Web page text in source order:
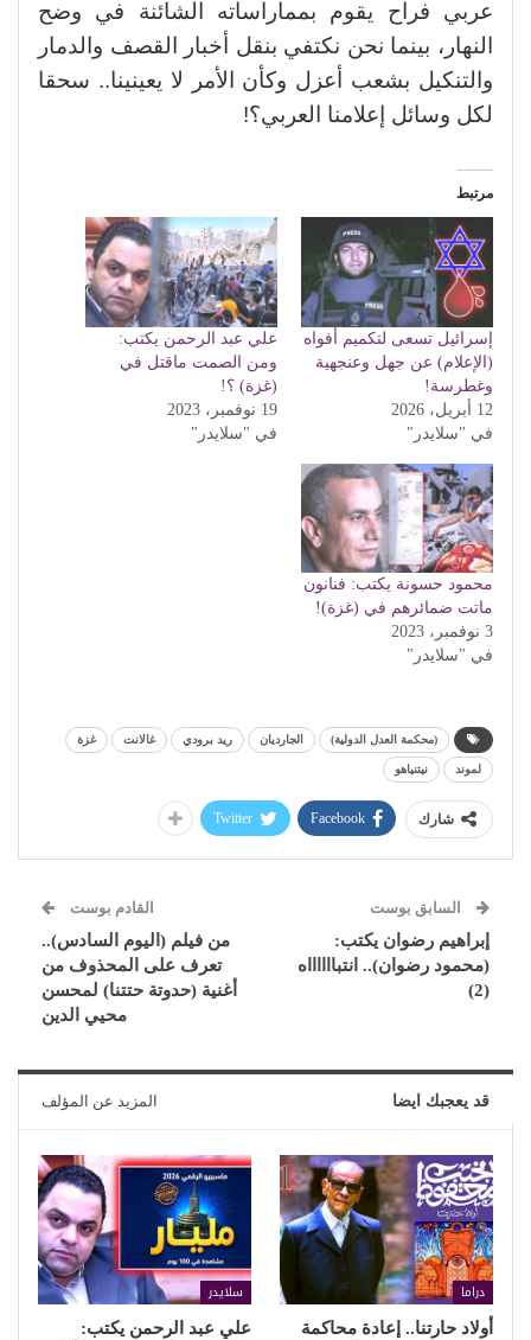
عربي فراح يقوم بمماراساته الشائنة في وضح
النهار، بينما نحن نكتفي بنقل أخبار القصف والدمار
والتنكيل بشعب أعزل وكأن الأمر لا يعينينا.. سحقا
لكل وسائل إعلامنا العربي؟!
مرتبط
إسرائيل تسعى لتكميم أفواه
(الإعلام) عن جهل وعنجهية
وغطرسة!
12 أبريل، 2026
في "سلايدر"
علي عبد الرحمن يكتب:
ومن الصمت ماقتل في
(غزة) ؟!
19 نوفمبر، 2023
في "سلايدر"
محمود حسونة يكتب: فنانون
ماتت ضمائرهم في (غزة)!
3 نوفمبر، 2023
في "سلايدر"
(محكمة العدل الدولية) الجارديان ريد برودي غالانت غزة
لموند نيتنياهو
شارك Facebook
Twitter
السابق بوست
إبراهيم رضوان يكتب:
(محمود رضوان).. انتبااااااه
(2)
القادم بوست
من فيلم (اليوم السادس)..
تعرف على المحذوف من
أغنية (حدوتة حتتنا) لمحسن
محيي الدين
قد يعجبك ايضا المزيد عن المؤلف
دراما
أولاد حارتنا.. إعادة محاكمة
سلايدر
علي عبد الرحمن يكتب: